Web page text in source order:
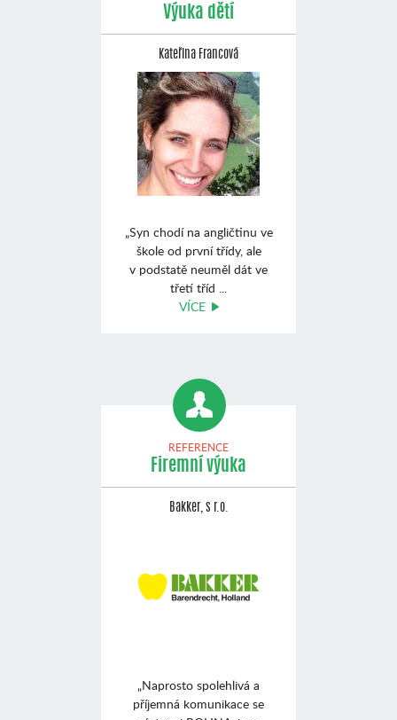
Výuka dětí
Kateřina Francová
„Syn chodí na angličtinu ve
škole od první třídy, ale
v podstatě neuměl dát ve
třetí tříd ...
VÍCE
REFERENCE
Firemní výuka
Bakker, s r.o.
„Naprosto spolehlivá a
příjemná komunikace se